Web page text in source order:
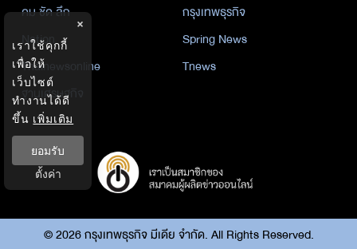
คม ชัด ลึก
กรุงเทพธุรกิจ
Nation
Spring News
Thainewsonline
Tnews
ฐานเศรษฐกิจ
©2026กรุงเทพธุรกิจ มีเดีย จำกัด. All Rights Reserved.
×
เราใช้คุกกี้
เพื่อให้
เว็บไซต์
ทำงานได้ดี
ขึ้น เพิ่มเติม
ยอมรับ
ตั้งค่า